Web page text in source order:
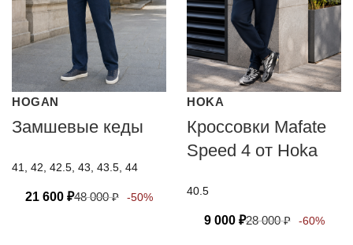
HOGAN
Замшевые кеды
41, 42, 42.5, 43, 43.5, 44
21 600 ₽48 000₽ -50%
HOKA
Кроссовки Mafate
Speed 4 от Hoka
40.5
9 000 ₽28 000₽ -60%